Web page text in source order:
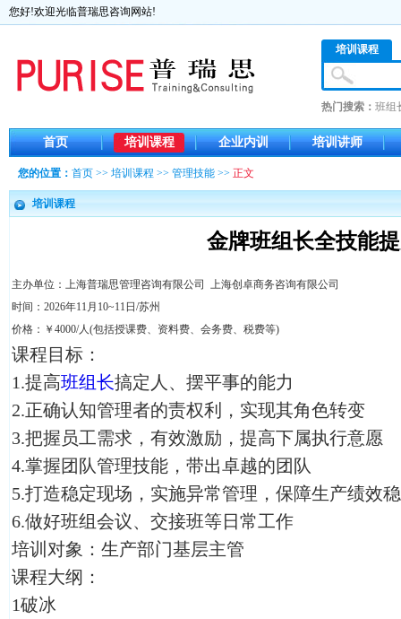
您好!欢迎光临普瑞思咨询网站!
培训课程
热门搜索： 班组
首页 培训课程 企业内训 培训讲师
您的位置： 首页 >> 培训课程 >> 管理技能 >> 正文
培训课程
金牌班组长全技能
主办单位：上海普瑞思管理咨询有限公司 上海创卓商务咨询有限公司
时间：2026年11月10~11日/苏州
价格：￥4000/人(包括授课费、资料费、会务费、税费等)
课程目标：
1.提高班组长搞定人、摆平事的能力
2.正确认知管理者的责权利，实现其角色转变
3.把握员工需求，有效激励，提高下属执行意愿
4.掌握团队管理技能，带出卓越的团队
5.打造稳定现场，实施异常管理，保障生产绩效
6.做好班组会议、交接班等日常工作
培训对象：生产部门基层主管
课程大纲：
1破冰